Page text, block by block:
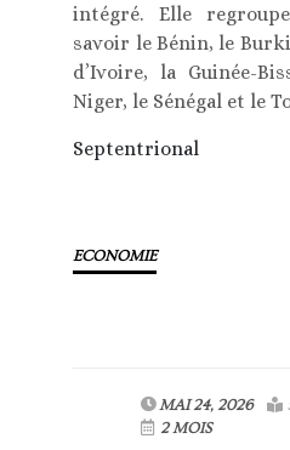
intégré. Elle
savoir le Bénin, le
d’Ivoire, la Guinée-
Niger, le Sénégal et le
Septentrional
ECONOMIE
MAI 24, 2026
2 MOIS